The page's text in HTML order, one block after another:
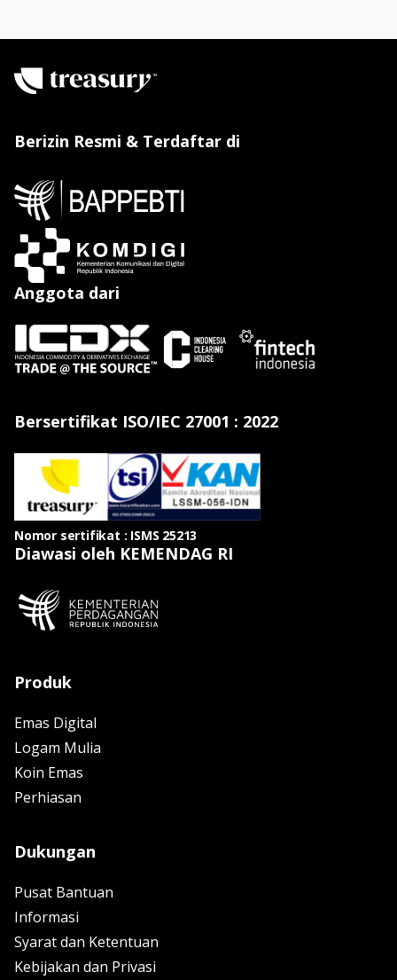
Berizin Resmi & Terdaftar di
Anggota dari
Bersertifikat ISO/IEC 27001 : 2022
Nomor sertifikat : ISMS 25213
Diawasi oleh KEMENDAG RI
Produk
Emas Digital
Logam Mulia
Koin Emas
Perhiasan
Dukungan
Pusat Bantuan
Informasi
Syarat dan Ketentuan
Kebijakan dan Privasi